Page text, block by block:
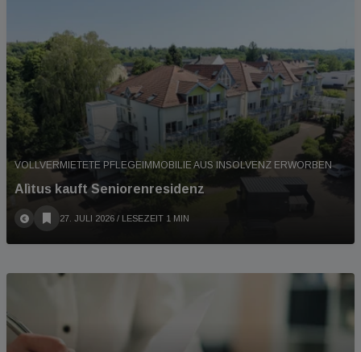
VOLLVERMIETETE PFLEGEIMMOBILIE AUS INSOLVENZ ERWORBEN
Alìtus kauft Seniorenresidenz
27. JULI 2026 / LESEZEIT 1 MIN